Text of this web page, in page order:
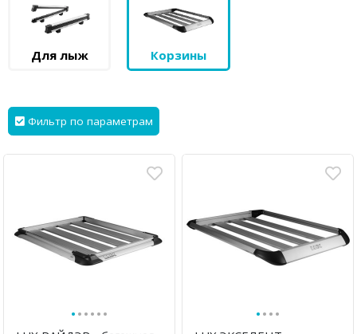
Для лыж Корзины
Фильтр по параметрам
······ ····